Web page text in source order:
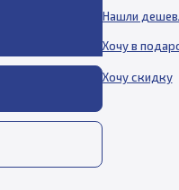
Нашли
Хочу в
Хочу скидку